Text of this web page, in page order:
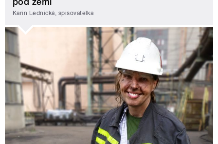
Karin Lednická, spisovatelka